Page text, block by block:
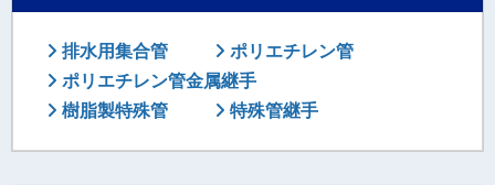
排水用集合管
ポリエチレン管
ポリエチレン管金属継手
樹脂製特殊管
特殊管継手